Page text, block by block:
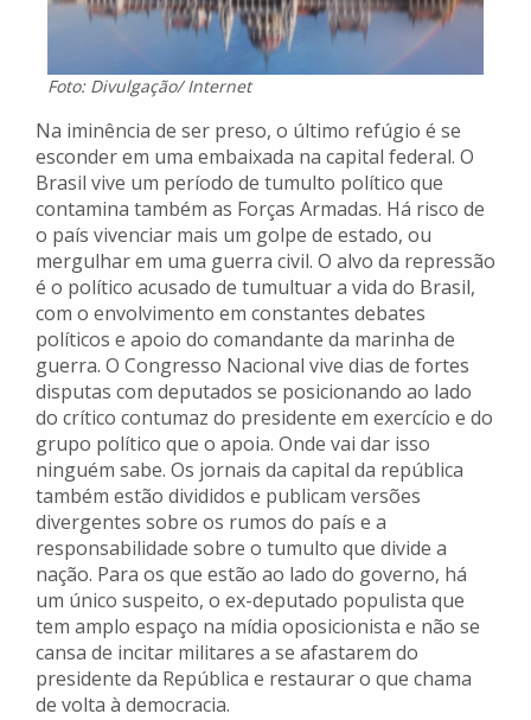
Foto: Divulgação/ Internet
Na iminência de ser preso, o último refúgio é se
esconder em uma embaixada na capital federal. O
Brasil vive um período de tumulto político que
contamina também as Forças Armadas. Há risco de
o país vivenciar mais um golpe de estado, ou
mergulhar em uma guerra civil. O alvo da repressão
é o político acusado de tumultuar a vida do Brasil,
com o envolvimento em constantes debates
políticos e apoio do comandante da marinha de
guerra. O Congresso Nacional vive dias de fortes
disputas com deputados se posicionando ao lado
do crítico contumaz do presidente em exercício e do
grupo político que o apoia. Onde vai dar isso
ninguém sabe. Os jornais da capital da república
também estão divididos e publicam versões
divergentes sobre os rumos do país e a
responsabilidade sobre o tumulto que divide a
nação. Para os que estão ao lado do governo, há
um único suspeito, o ex-deputado populista que
tem amplo espaço na mídia oposicionista e não se
cansa de incitar militares a se afastarem do
presidente da República e restaurar o que chama
de volta à democracia.